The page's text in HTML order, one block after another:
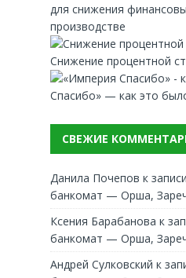
для снижения
производстве
Снижение процентной
Спасибо» — как это
СВЕЖИЕ
Данила Почепов к записи
банкомат — Орша,
Ксения Барабанова к
банкомат — Орша,
Андрей Сулковский к